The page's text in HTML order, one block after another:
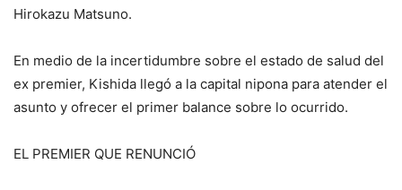
Hirokazu Matsuno.
En medio de la incertidumbre sobre el estado de salud del
ex premier, Kishida llegó a la capital nipona para atender el
asunto y ofrecer el primer balance sobre lo ocurrido.
EL PREMIER QUE RENUNCIÓ